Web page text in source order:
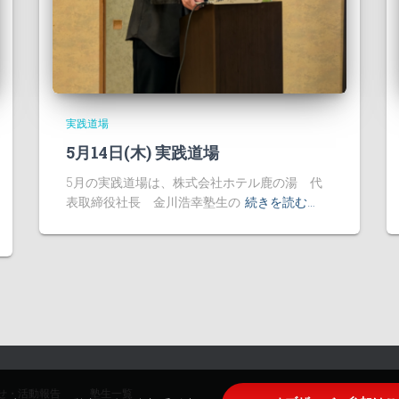
実践道場
5月14日(木) 実践道場
5月の実践道場は、株式会社ホテル鹿の湯 代
表取締役社長 金川浩幸塾生の 続きを読む…
・活動報告 塾生一覧